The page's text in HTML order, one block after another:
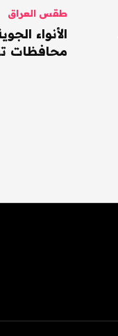
طقس العراق
محافظات تسجل 50